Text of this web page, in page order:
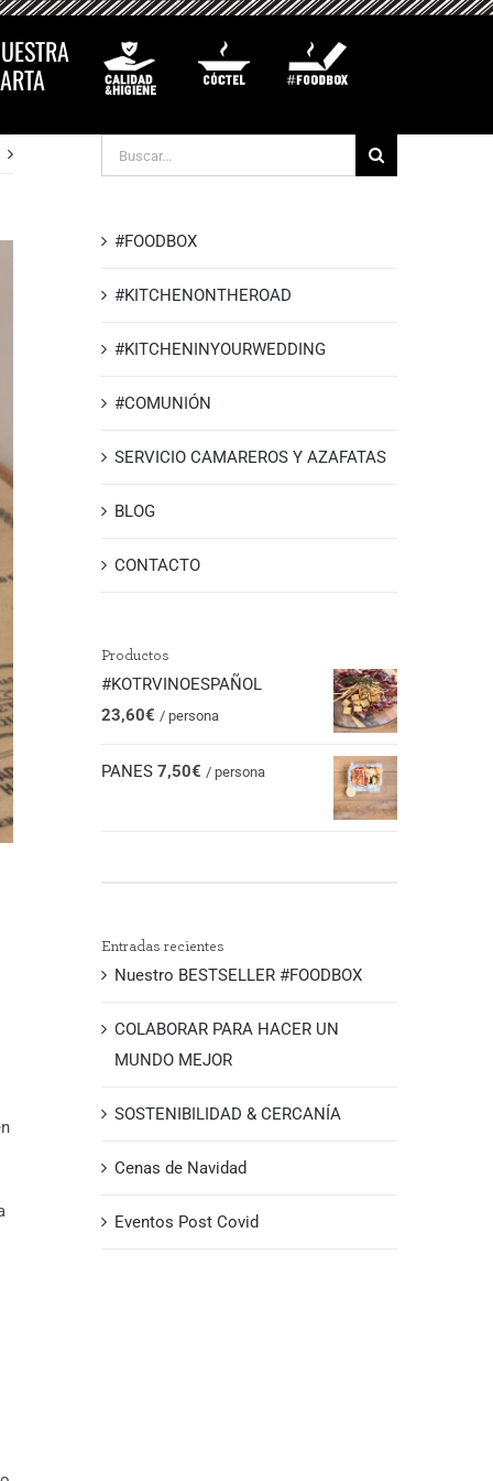
Buscar
#FOODBOX
#KITCHENONTHEROAD
#KITCHENINYOURWEDDING
#COMUNIÓN
SERVICIO CAMAREROS Y AZAFATAS
BLOG
CONTACTO
Productos
#KOTRVINOESPAÑOL
23,60€ / persona
PANES 7,50€ / persona
Entradas recientes
Nuestro BESTSELLER #FOODBOX
COLABORAR PARA HACER UN
MUNDO MEJOR
SOSTENIBILIDAD & CERCANÍA
Cenas de Navidad
Eventos Post Covid